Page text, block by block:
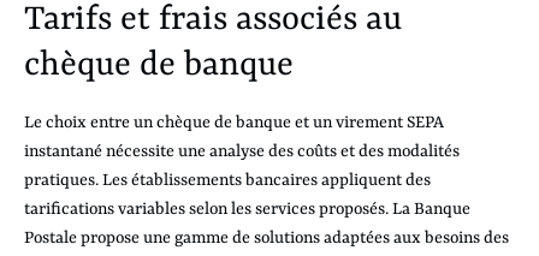
Tarifs et frais associés au
chèque de banque
Le choix entre un chèque de banque et un virement SEPA
instantané nécessite une analyse des coûts et des modalités
pratiques. Les établissements bancaires appliquent des
tarifications variables selon les services proposés. La Banque
Postale propose une gamme de solutions adaptées aux besoins des